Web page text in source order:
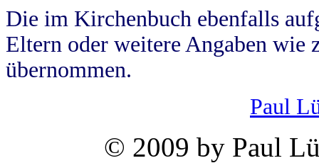
Die im Kirchenbuch ebenfalls
Eltern oder weitere Angaben wie
übernommen.
Paul
© 2009 by Paul